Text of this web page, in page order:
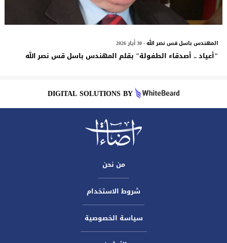
المهندس باسل قس نصر الله- 30 أيار 2026
"أعياد .. أصدقاء الطفولة" بقلم المهندس باسل قس نصر الله
DIGITAL SOLUTIONS BY
من نحن
شروط الاستخدام
سياسة الخصوصية